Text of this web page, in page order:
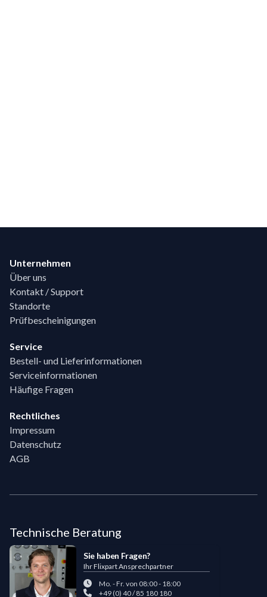
Unternehmen
Über uns
Kontakt / Support
Standorte
Prüfbescheinigungen
Service
Bestell- und Lieferinformationen
Serviceinformationen
Häufige Fragen
Rechtliches
Impressum
Datenschutz
AGB
Technische Beratung
Sie haben Fragen?
Ihr Flixpart Ansprechpartner
Mo. - Fr. von 08:00 - 18:00
+49 (0) 40 / 85 180 180